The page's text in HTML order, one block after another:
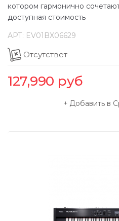
котором гармонично
доступная стоимость
АРТ: EV01BX06629
Отсутствет
127,990 руб
Добавить в